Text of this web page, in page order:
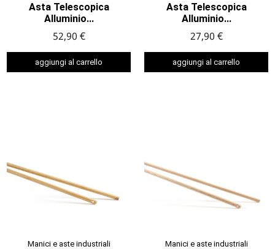
Asta Telescopica
Alluminio...
52,90 €
aggiungi al carrello
Asta Telescopica
Alluminio...
27,90 €
aggiungi al carrello
Manici e aste industriali Manici e aste industriali